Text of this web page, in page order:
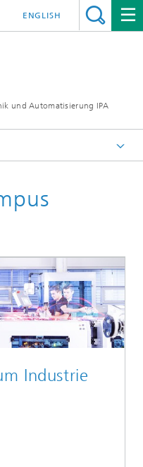
und Automatisierung IPA
ENGLISH
Industrie